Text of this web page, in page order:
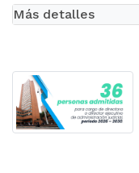
Más detalles